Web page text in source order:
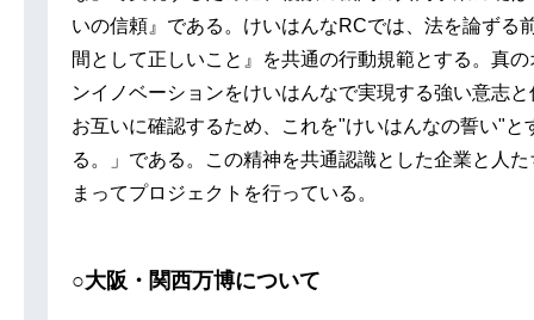
いの信頼』である。けいはんなRCでは、法を論ずる
間として正しいこと』を共通の行動規範とする。真の
ンイノベーションをけいはんなで実現する強い意志と
お互いに確認するため、これを"けいはんなの誓い"と
る。」である。この精神を共通認識とした企業と人た
まってプロジェクトを行っている。
○大阪・関西万博について